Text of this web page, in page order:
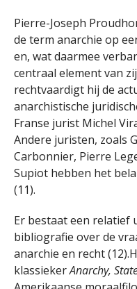
Pierre-Joseph
de term anarchie op
en, wat daarmee
centraal element van
rechtvaardigt hij de
anarchistische
Franse jurist Michel
Andere juristen, zoals
Carbonnier, Pierre
Supiot hebben het
(11).
Er bestaat een relatief
bibliografie over de
anarchie en recht
klassiekerAnarchy,